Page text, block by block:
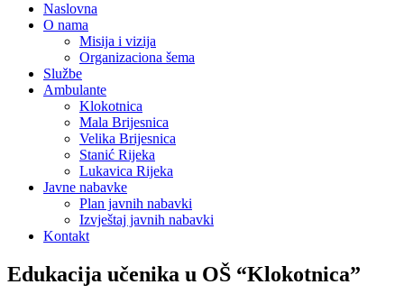
Naslovna
O nama
Misija i vizija
Organizaciona šema
Službe
Ambulante
Klokotnica
Mala Brijesnica
Velika Brijesnica
Stanić Rijeka
Lukavica Rijeka
Javne nabavke
Plan javnih nabavki
Izvještaj javnih nabavki
Kontakt
Edukacija učenika u OŠ “Klokotnica”